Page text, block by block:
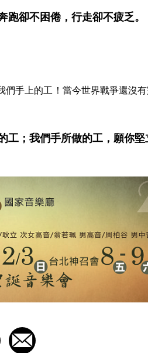
卻不困倦，行走卻不疲乏。
手上的工！當今世界戰爭還沒有
工；我們手所做的工，願你堅